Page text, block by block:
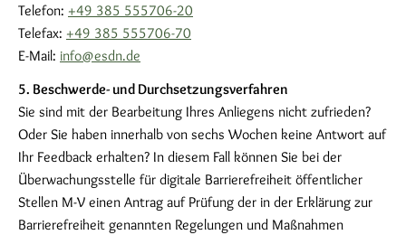
Telefon: +49 385 555706-20
Telefax: +49 385 555706-70
E-Mail: info@esdn.de
5. Beschwerde- und Durchsetzungsverfahren
Sie sind mit der Bearbeitung Ihres Anliegens nicht zufrieden?
Oder Sie haben innerhalb von sechs Wochen keine Antwort auf
Ihr Feedback erhalten? In diesem Fall können Sie bei der
Überwachungsstelle für digitale Barrierefreiheit öffentlicher
Stellen M-V einen Antrag auf Prüfung der in der Erklärung zur
Barrierefreiheit genannten Regelungen und Maßnahmen